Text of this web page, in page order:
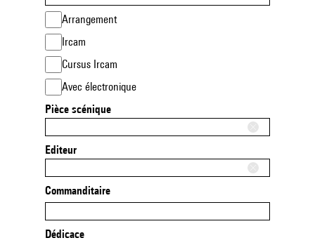
Arrangement
Ircam
Cursus Ircam
Avec électronique
Pièce scénique
Editeur
Commanditaire
Dédicace